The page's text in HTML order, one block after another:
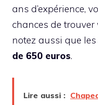
ans d’expérience,
chances de trouver
notez aussi que
de 650 euros.
Lire aussi :